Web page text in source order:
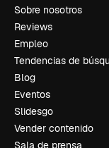
Sobre nosotros
Reviews
Empleo
Tendencias de
Blog
Eventos
Slidesgo
Vender contenido
Sala de prensa